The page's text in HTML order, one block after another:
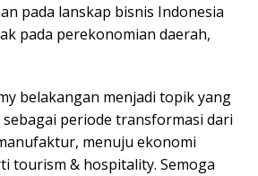
pada lanskap bisnis Indonesia
pada perekonomian daerah,
belakangan menjadi topik yang
periode transformasi dari
menuju ekonomi
tourism & hospitality. Semoga